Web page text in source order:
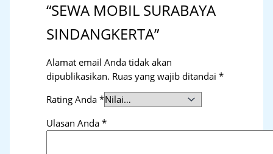
“SEWA MOBIL SURABAYA
SINDANGKERTA”
Alamat email Anda tidak akan
dipublikasikan. Ruas yang wajib ditandai*
Rating Anda*
Ulasan Anda*